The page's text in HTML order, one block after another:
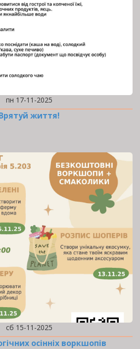
пн 17-11-2025
життя!
сб 15-11-2025
осінніх воркшопів